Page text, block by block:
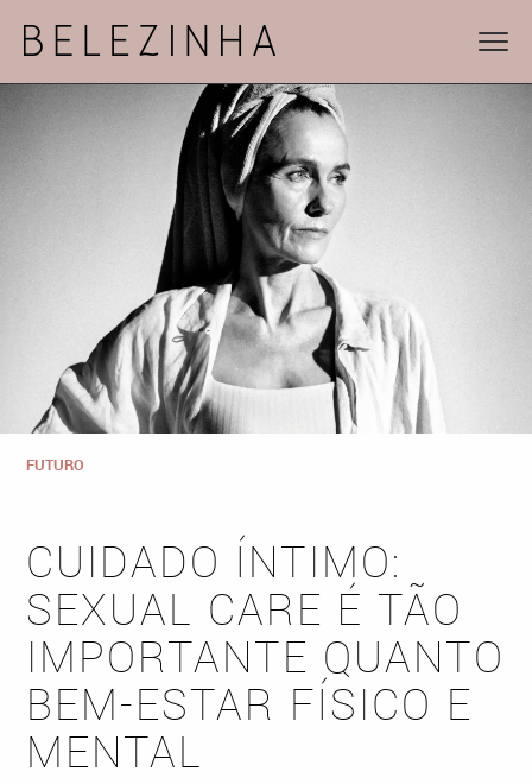
FUTURO
CUIDADO ÍNTIMO:
SEXUAL CARE É TÃO
IMPORTANTE QUANTO
BEM-ESTAR FÍSICO E
MENTAL